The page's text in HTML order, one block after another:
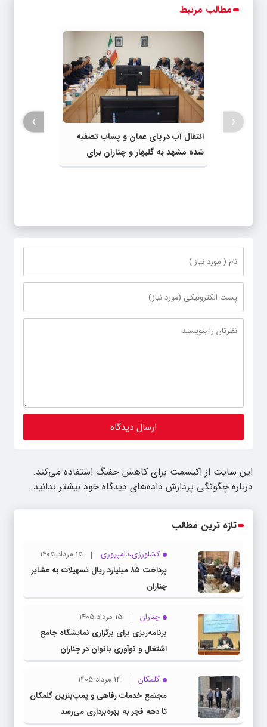
مطالب مرتبط
انتقال آب دریای عمان و پساب تصفیه
شده مشهد به گلبهار و چناران برای
مصارف صنعتی و کشاورزی | لزوم تسریع
‹
›
این سایت از اکیسمت برای کاهش جفنگ استفاده می‌کند.
درباره چگونگی پردازش داده‌های دیدگاه خود بیشتر بدانید.
تازه ترین مطالب
کشاورزی،دامپروری
15 مرداد 1405
پرداخت ۸۵ میلیارد ریال تسهیلات به عشایر
چناران
چناران
15 مرداد 1405
برنامه‌ریزی برای برگزاری نمایشگاه جامع
اشتغال و نوآوری بانوان در چناران
گلمکان
14 مرداد 1405
مجتمع خدمات رفاهی و پمپ‌بنزین گلمکان
تا دهه فجر به بهره‌برداری می‌رسد